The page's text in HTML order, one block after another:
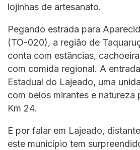
lojinhas de artesanato.
Pegando estrada para
(TO-020), a região de
conta com estâncias,
com comida regional. A
Estadual do Lajeado, uma
com belos mirantes e natureza
Km 24.
E por falar em Lajeado,
este município tem